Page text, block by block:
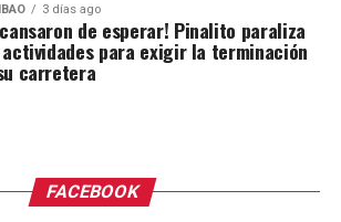
3 días ago
cansaron de esperar! Pinalito paraliza
para exigir la terminación
carretera
FACEBOOK